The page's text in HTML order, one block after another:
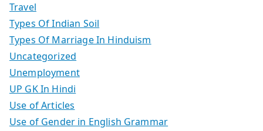
Travel
Types Of Indian Soil
Types Of Marriage In Hinduism
Uncategorized
Unemployment
UP GK In Hindi
Use of Articles
Use of Gender in English Grammar